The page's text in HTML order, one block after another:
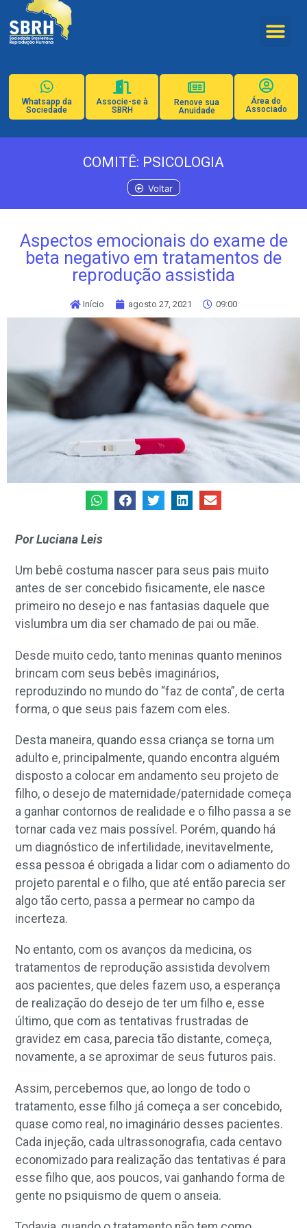
Whatsapp da
Sociedade
Associe-se à
SBRH
Renove sua
Anuidade
Área do
Associado
COMITÊ: PSICOLOGIA
Voltar
Aspectos emocionais do exame de
beta negativo em tratamentos de
reprodução assistida
Início agosto 27, 2021 09:00
Por Luciana Leis
Um bebê costuma nascer para seus pais muito
antes de ser concebido fisicamente, ele nasce
primeiro no desejo e nas fantasias daquele que
vislumbra um dia ser chamado de pai ou mãe.
Desde muito cedo, tanto meninas quanto meninos
brincam com seus bebês imaginários,
reproduzindo no mundo do “faz de conta”, de certa
forma, o que seus pais fazem com eles.
Desta maneira, quando essa criança se torna um
adulto e, principalmente, quando encontra alguém
disposto a colocar em andamento seu projeto de
filho, o desejo de maternidade/paternidade começa
a ganhar contornos de realidade e o filho passa a se
tornar cada vez mais possível. Porém, quando há
um diagnóstico de infertilidade, inevitavelmente,
essa pessoa é obrigada a lidar com o adiamento do
projeto parental e o filho, que até então parecia ser
algo tão certo, passa a permear no campo da
incerteza.
No entanto, com os avanços da medicina, os
tratamentos de reprodução assistida devolvem
aos pacientes, que deles fazem uso, a esperança
de realização do desejo de ter um filho e, esse
último, que com as tentativas frustradas de
gravidez em casa, parecia tão distante, começa,
novamente, a se aproximar de seus futuros pais.
Assim, percebemos que, ao longo de todo o
tratamento, esse filho já começa a ser concebido,
quase como real, no imaginário desses pacientes.
Cada injeção, cada ultrassonografia, cada centavo
economizado para realização das tentativas é para
esse filho que, aos poucos, vai ganhando forma de
gente no psiquismo de quem o anseia.